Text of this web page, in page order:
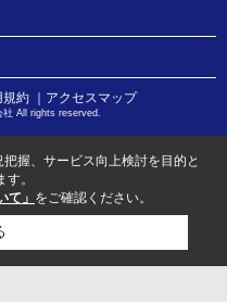
規約 ｜アクセスマップ
All rights reserved.
握、サービス向上検討を目的と
。
て」 をご確認ください。